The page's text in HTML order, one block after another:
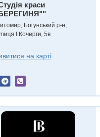
краси
Богунський р-н,
І.Кочерги, 5в
на карті